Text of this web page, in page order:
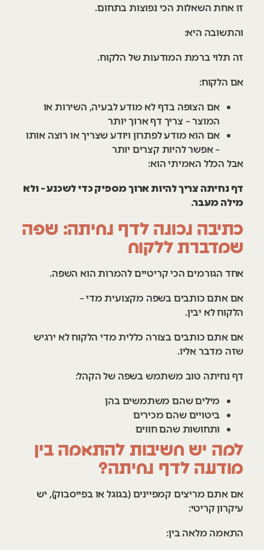
זו אחת השאלות הכי נפוצות בתחום.
והתשובה היא:
זה תלוי ברמת המודעות של הלקוח.
אם הלקוח:
אם הצופה בדף לא מודע לבעיה, השירות או
המוצר – צריך דף ארוך יותר
אם הוא מודע לפתרון ויודע שצריך או רוצה אותו
– אפשר להיות קצרים יותר
אבל הכלל האמיתי הוא:
דף נחיתה צריך להיות ארוך מספיק כדי לשכנע – ולא
מילה מעבר.
כתיבה נכונה לדף נחיתה: שפה
שמדברת ללקוח
אחד הגורמים הכי קריטיים להמרות הוא השפה.
אם אתם כותבים בשפה מקצועית מדי –
הלקוח לא יבין.
אם אתם כותבים בצורה כללית מדי הלקוח לא ירגיש
שזה מדבר אליו.
דף נחיתה טוב משתמש בשפה של הקהל:
מילים שהם משתמשים בהן
ביטויים שהם מכירים
ותחושות שהם חווים
למה יש חשיבות להתאמה בין
מודעה לדף נחיתה?
אם אתם מריצים קמפיינים (בגוגל או בפייסבוק), יש
עיקרון קריטי:
התאמה מלאה בין: